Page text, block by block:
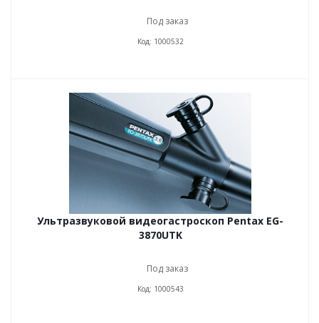
Под заказ
Код: 1000532
Ультразвуковой видеогастроскоп Pentax EG-
3870UTK
Под заказ
Код: 1000543